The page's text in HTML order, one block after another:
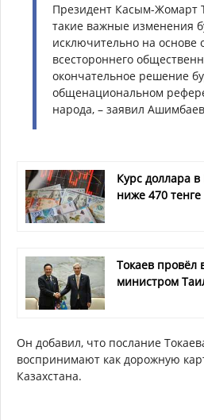
Президент Касым-Жомарт
такие важные изменения
исключительно на основе
всестороннего
окончательное решение
общенациональном
народа, – заявил
Курс доллара в
ниже 470 тенге
Токаев провёл
министром
Он добавил, что послание
воспринимают как дорожную
Казахстана.